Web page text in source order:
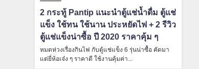
2 กระทู้ Pantip แนะนำตู้แช่น้ำดื่ม ตู้แช่
แข็ง ใช้ทน ใช้นาน ประหยัดไฟ + 2 รีวิว
ตู้แช่แข็งน่าซื้อ ปี 2020 ราคาคุ้ม ๆ
หมดห่วงเรื่องกินไฟ กับตู้แช่แข็ง 6 รุ่นน่าซื้อ คัดมา
แต่ยี่ห้อเจ๋ง ๆ ราคาดี ใช้งานคุ้มค่า...